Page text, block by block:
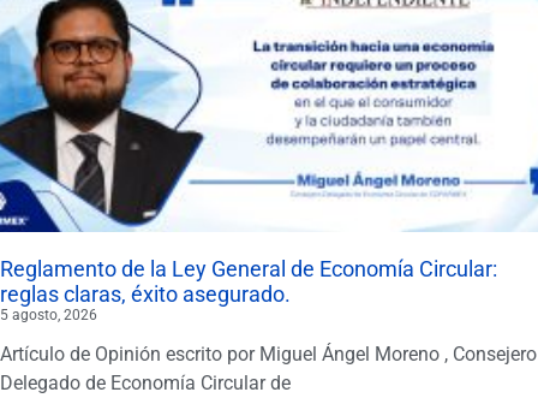
Reglamento de la Ley General de Economía Circular:
reglas claras, éxito asegurado.
5 agosto, 2026
Artículo de Opinión escrito por Miguel Ángel Moreno , Consejero
Delegado de Economía Circular de